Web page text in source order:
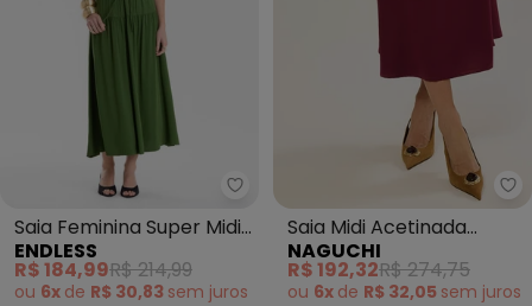
Endless - Saia Feminina Super
Saia Feminina Super Midi
Evasê Lisa (Verde)
ENDLESS
R$ 184,99R$ 214,99
ou 6x de R$ 30,83 sem juros
Saia Midi Acetinada
(Bordo)
NAGUCHI
R$ 192,32R$ 274,75
ou 6x de R$ 32,05 sem juros